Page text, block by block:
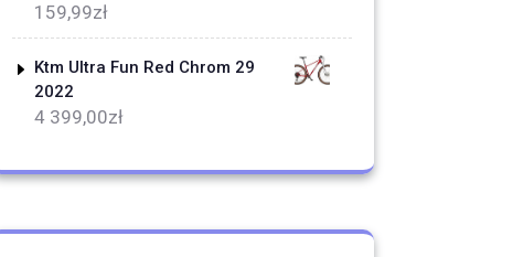
159,99zł
Ktm Ultra Fun Red Chrom 29
2022
4 399,00zł